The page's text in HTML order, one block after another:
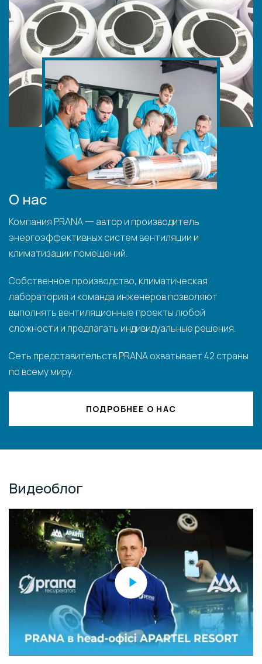
О нас
Компания PRANA 一 автор и производитель
энергоэффективных систем вентиляции и
климатизации помещений.
Собственное производство, климатическая
лаборатория и команда инженеров позволяют
выполнять вентиляционные проекты любой
сложности и предлагать индивидуальные решения.
Сеть представительств PRANA охватывает 42 страны
по всему миру.
ПОДРОБНЕЕ О НАС
Видеоблог